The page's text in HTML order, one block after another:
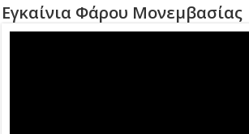
Εγκαίνια Φάρου Μονεμβασίας